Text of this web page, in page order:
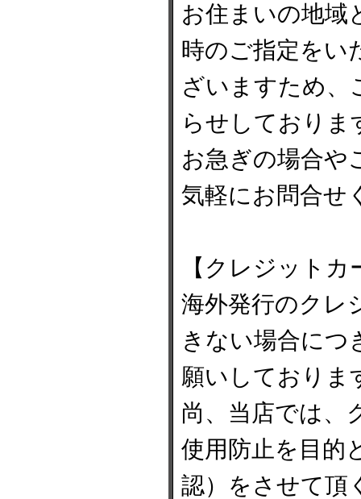
お住まいの地域
時のご指定をい
ざいますため、
らせしておりま
お急ぎの場合や
気軽にお問合せ
【クレジット
海外発行のクレ
きない場合につ
願いしておりま
尚、当店では、
使用防止を目的
認）をさせて頂